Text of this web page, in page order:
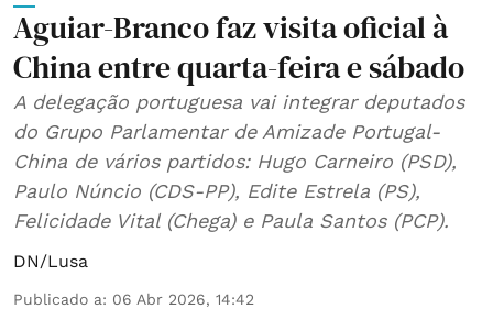
Aguiar-Branco faz visita oficial à
China entre quarta-feira e sábado
A delegação portuguesa vai integrar deputados
do Grupo Parlamentar de Amizade Portugal-
China de vários partidos: Hugo Carneiro (PSD),
Paulo Núncio (CDS-PP), Edite Estrela (PS),
Felicidade Vital (Chega) e Paula Santos (PCP).
DN/Lusa
Publicado a: 06 Abr 2026, 14:42